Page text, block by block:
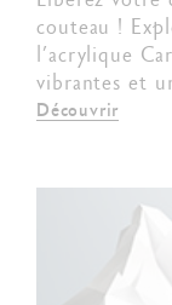
couteau !
l’acrylique
vibrantes et
Découvrir